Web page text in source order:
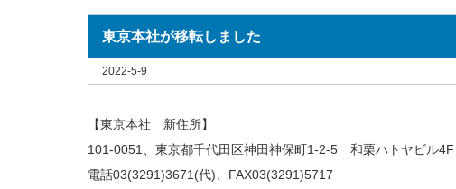
東京本社が移転しました
2022-5-9
【東京本社 新住所】
101-0051、東京都千代田区神田神保町1-2-5 和栗ハトヤビル4F
電話03(3291)3671(代)、FAX03(3291)5717